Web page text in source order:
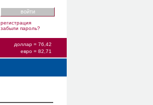
регистрация
забыли пароль?
доллар = 76,42
евро = 82,71